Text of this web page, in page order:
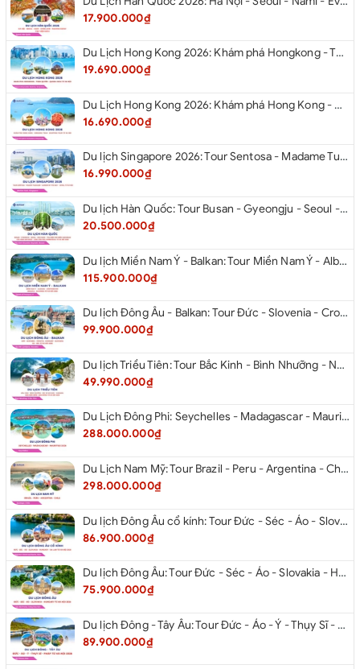
17.900.000₫
Du Lịch Hong Kong 2026: Khám phá Hongkong - Thâm Quyến - Quảng Châu từ Hà Nội
19.690.000₫
Du Lịch Hong Kong 2026: Khám phá Hong Kong - Dingding Tram - Shopping Tour từ Hà Nội
16.690.000₫
Du lịch Singapore 2026: Tour Sentosa - Madame Tussauds - Garden By The Bay - Jewel từ Hà Nội
16.990.000₫
Du lịch Hàn Quốc: Tour Busan - Gyeongju - Seoul - Đảo Nami - Tàu Điện Ven Biển Haeundae - Cầu Kính Oryukdo - Làng Văn Hóa Huinnyeoul từ Hà Nội 2026
20.500.000₫
Du lịch Miền Nam Ý - Balkan: Tour Miền Nam Ý - Albania - Montenegro - Croatia - Slovenia từ Hà Nội 2026
115.900.000₫
Du lịch Đông Âu - Balkan: Tour Đức - Slovenia - Croatia - Hungary - Slovakia - Áo - Séc từ Hà Nội 2026
99.900.000₫
Du lịch Triều Tiên: Tour Bắc Kinh - Bình Nhưỡng - Núi Myohyang - Kaesong - Bàn Môn Điếm - Đan Đông từ Hà Nội 2026
49.990.000₫
Du Lịch Đông Phi: Seychelles - Madagascar - Mauritius 2026
288.000.000₫
Du Lịch Nam Mỹ: Tour Brazil - Peru - Argentina - Chile 2026
298.000.000₫
Du lịch Đông Âu cổ kính: Tour Đức - Séc - Áo - Slovakia - Hungary - Ba Lan từ Hà Nội 2026
86.900.000₫
Du lịch Đông Âu: Tour Đức - Séc - Áo - Slovakia - Hungary từ Hà Nội 2026
75.900.000₫
Du lịch Đông - Tây Âu: Tour Đức - Áo - Ý - Thụy Sĩ - Pháp từ Hà Nội 2026
89.900.000₫